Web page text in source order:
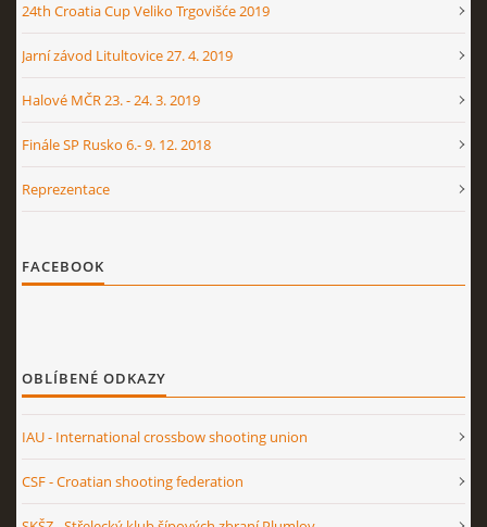
24th Croatia Cup Veliko Trgovišće 2019
Jarní závod Litultovice 27. 4. 2019
Halové MČR 23. - 24. 3. 2019
Finále SP Rusko 6.- 9. 12. 2018
Reprezentace
FACEBOOK
OBLÍBENÉ ODKAZY
IAU - International crossbow shooting union
CSF - Croatian shooting federation